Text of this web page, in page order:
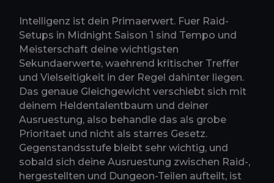
Intelligenz ist dein Primaerwert. Fuer Raid-
Setups in Midnight Saison 1 sind Tempo und
Meisterschaft deine wichtigsten
Sekundaerwerte, waehrend kritischer Treffer
und Vielseitigkeit in der Regel dahinter liegen.
Das genaue Gleichgewicht verschiebt sich mit
deinem Heldentalentbaum und deiner
Ausruestung, also behandle das als grobe
Prioritaet und nicht als starres Gesetz.
Gegenstandsstufe bleibt sehr wichtig, und
sobald sich deine Ausruestung zwischen Raid-,
hergestellten und Dungeon-Teilen aufteilt, ist